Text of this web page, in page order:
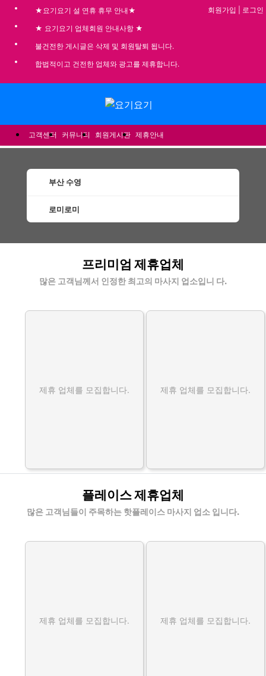
★요기요기 설 연휴 휴무 안내★
★ 요기요기 업체회원 안내사항 ★
불건전한 게시글은 삭제 및 회원탈퇴 됩니다.
합법적이고 건전한 업체와 광고를 제휴합니다.
회원가입 로그인
고객센터 커뮤니티 회원게시판 제휴안내
부산 수영
로미로미
프리미엄 제휴업체
많은 고객님께서 인정한 최고의 마사지 업소입니 다.
제휴 업체를 모집합니다. 제휴 업체를 모집합니다.
플레이스 제휴업체
많은 고객님들이 주목하는 핫플레이스 마사지 업소 입니다.
제휴 업체를 모집합니다. 제휴 업체를 모집합니다.